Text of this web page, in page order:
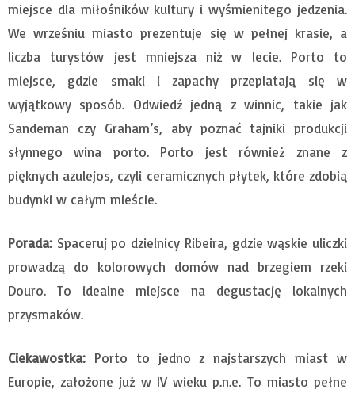
miejsce dla miłośników kultury i wyśmienitego jedzenia.
We wrześniu miasto prezentuje się w pełnej krasie, a
liczba turystów jest mniejsza niż w lecie. Porto to
miejsce, gdzie smaki i zapachy przeplatają się w
wyjątkowy sposób. Odwiedź jedną z winnic, takie jak
Sandeman czy Graham’s, aby poznać tajniki produkcji
słynnego wina porto. Porto jest również znane z
pięknych azulejos, czyli ceramicznych płytek, które zdobią
budynki w całym mieście.
Porada: Spaceruj po dzielnicy Ribeira, gdzie wąskie uliczki
prowadzą do kolorowych domów nad brzegiem rzeki
Douro. To idealne miejsce na degustację lokalnych
przysmaków.
Ciekawostka: Porto to jedno z najstarszych miast w
Europie, założone już w IV wieku p.n.e. To miasto pełne